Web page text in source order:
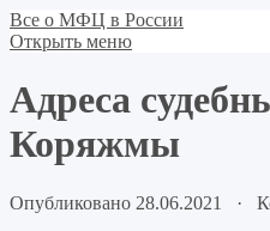
Все о МФЦ в России
Открыть меню
Адреса
Коряжмы
Опубликовано 28.06.2021 ·